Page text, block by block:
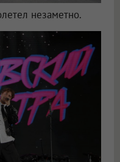
незаметно.